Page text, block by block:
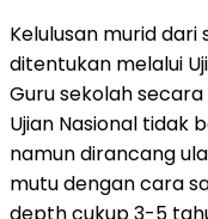
Kelulusan murid
ditentukan melalui
Guru sekolah
Ujian Nasional tidak
namun dirancang
mutu dengan cara
depth cukup 3-5